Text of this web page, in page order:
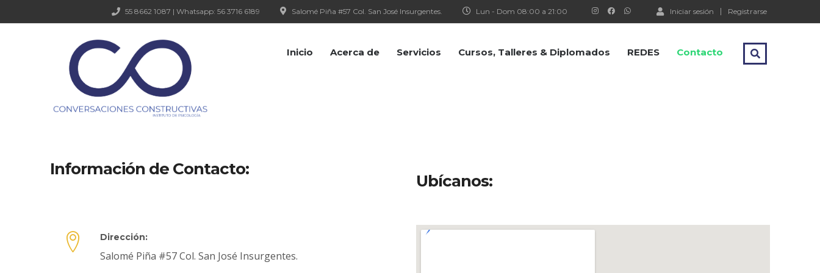
Iniciar sesión Registrarse
Lun - Dom 08:00 a 21:00
Salomé Piña #57 Col. San José Insurgentes.
55 8662 1087 | Whatsapp: 56 3716 6189
Inicio Acerca de Servicios Cursos, Talleres & Diplomados REDES Contacto
Información de Contacto:
Dirección:
Salomé Piña #57 Col. San José Insurgentes.
Ubícanos: